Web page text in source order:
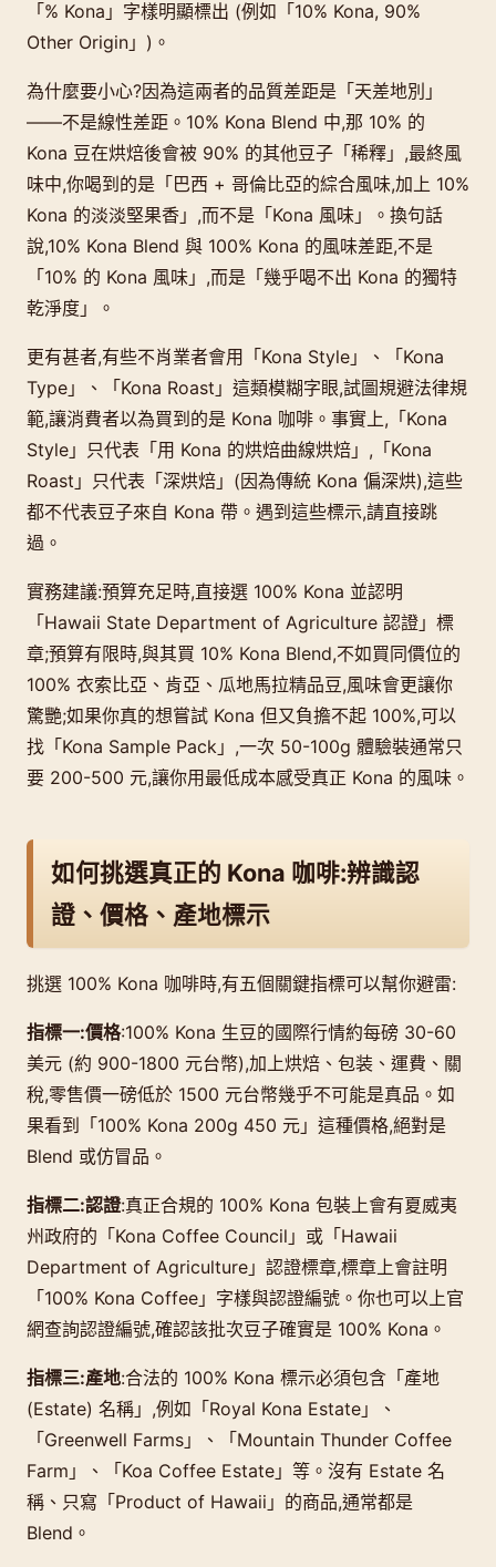
「% Kona」字樣明顯標出 (例如「10% Kona, 90%
Other Origin」)。
為什麼要小心?因為這兩者的品質差距是「天差地別」
——不是線性差距。10% Kona Blend 中,那 10% 的
Kona 豆在烘焙後會被 90% 的其他豆子「稀釋」,最終風
味中,你喝到的是「巴西 + 哥倫比亞的綜合風味,加上 10%
Kona 的淡淡堅果香」,而不是「Kona 風味」。換句話
說,10% Kona Blend 與 100% Kona 的風味差距,不是
「10% 的 Kona 風味」,而是「幾乎喝不出 Kona 的獨特
乾淨度」。
更有甚者,有些不肖業者會用「Kona Style」、「Kona
Type」、「Kona Roast」這類模糊字眼,試圖規避法律規
範,讓消費者以為買到的是 Kona 咖啡。事實上,「Kona
Style」只代表「用 Kona 的烘焙曲線烘焙」,「Kona
Roast」只代表「深烘焙」(因為傳統 Kona 偏深烘),這些
都不代表豆子來自 Kona 帶。遇到這些標示,請直接跳
過。
實務建議:預算充足時,直接選 100% Kona 並認明
「Hawaii State Department of Agriculture 認證」標
章;預算有限時,與其買 10% Kona Blend,不如買同價位的
100% 衣索比亞、肯亞、瓜地馬拉精品豆,風味會更讓你
驚艷;如果你真的想嘗試 Kona 但又負擔不起 100%,可以
找「Kona Sample Pack」,一次 50-100g 體驗裝通常只
要 200-500 元,讓你用最低成本感受真正 Kona 的風味。
如何挑選真正的 Kona 咖啡:辨識認
證、價格、產地標示
挑選 100% Kona 咖啡時,有五個關鍵指標可以幫你避雷:
指標一:價格:100% Kona 生豆的國際行情約每磅 30-60
美元 (約 900-1800 元台幣),加上烘焙、包装、運費、關
稅,零售價一磅低於 1500 元台幣幾乎不可能是真品。如
果看到「100% Kona 200g 450 元」這種價格,絕對是
Blend 或仿冒品。
指標二:認證:真正合規的 100% Kona 包裝上會有夏威夷
州政府的「Kona Coffee Council」或「Hawaii
Department of Agriculture」認證標章,標章上會註明
「100% Kona Coffee」字樣與認證編號。你也可以上官
網查詢認證編號,確認該批次豆子確實是 100% Kona。
指標三:產地:合法的 100% Kona 標示必須包含「產地
(Estate) 名稱」,例如「Royal Kona Estate」、
「Greenwell Farms」、「Mountain Thunder Coffee
Farm」、「Koa Coffee Estate」等。沒有 Estate 名
稱、只寫「Product of Hawaii」的商品,通常都是
Blend。